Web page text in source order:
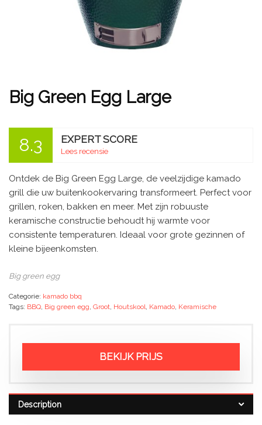
Big Green Egg Large
8.3 EXPERT SCORE
Lees recensie
Ontdek de Big Green Egg Large, de veelzijdige kamado
grill die uw buitenkookervaring transformeert. Perfect voor
grillen, roken, bakken en meer. Met zijn robuuste
keramische constructie behoudt hij warmte voor
consistente temperaturen. Ideaal voor grote gezinnen of
kleine bijeenkomsten.
Big green egg
Categorie: kamado bbq
Tags: BBQ, Big green egg, Groot, Houtskool, Kamado, Keramische
BEKIJK PRIJS
Description